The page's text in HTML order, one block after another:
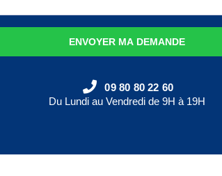
ENVOYER MA DEMANDE
09 80 80 22 60
Du Lundi au Vendredi de 9H à 19H